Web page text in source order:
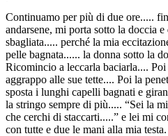
Continuamo per più di due ore.....
andarsene, mi porta sotto la doccia e
sbagliata..... perché la mia
pelle bagnata...... la donna sotto la
Ricomincio a leccarla baciarla....
aggrappo alle sue tette.... Poi la
sposta i lunghi capelli bagnati e
la stringo sempre di più..... “Sei la
che cerchi di staccarti.....” e lei mi
con tutte e due le mani alla mia testa.